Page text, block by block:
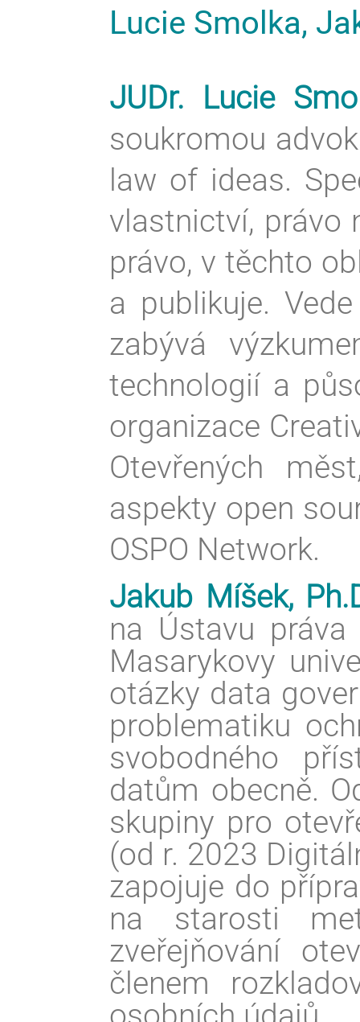
Lucie Smolka,
JUDr. Lucie
soukromou
law of ideas.
vlastnictví, právo
právo, v těchto
a publikuje.
zabývá
technologií a
organizace
Otevřených
aspekty open
OSPO Network.
Jakub Míšek,
na Ústavu
Masarykovy
otázky data
problematiku
svobodného
datům obecně.
skupiny pro
(od r. 2023
zapojuje do
na starosti
zveřejňování
členem